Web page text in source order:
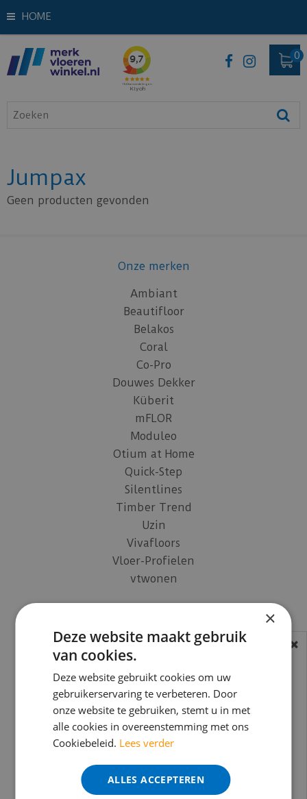
HOME
Jumpax
Geen producten gevonden
Onze merken
Ambiant
Beautifloor
Belakos
Coral
Co-Pro
Douwes Dekker
Küberit
mFLOR
Moduleo
Otium at Home
Quick-Step
Silentlines
Timber Trend
Uzin
Vivafloors
Vloer-Profielen
vtwonen
Laminaat vloeren
PVC vloeren
Visgraat vloeren
Traprenovatie
Ondervloeren
Egaliseren
Plinten
Accessoires
Wandpanelen
BEREIKBAARHEID
In verband met de vakantie periode zijn wij
t/m 14 augustus telefonisch helaas niet
bereikbaar.
Bestelling worden uiteraard verwerkt
echter iets minder snel dan wat je van ons
gewend bent.
Voor vragen kan je ons bereiken via
×
Deze website maakt gebruik
van cookies.
Deze website gebruikt cookies om uw
gebruikerservaring te verbeteren. Door
onze website te gebruiken, stemt u in met
alle cookies in overeenstemming met ons
Cookiebeleid. Lees verder
ALLES ACCEPTEREN